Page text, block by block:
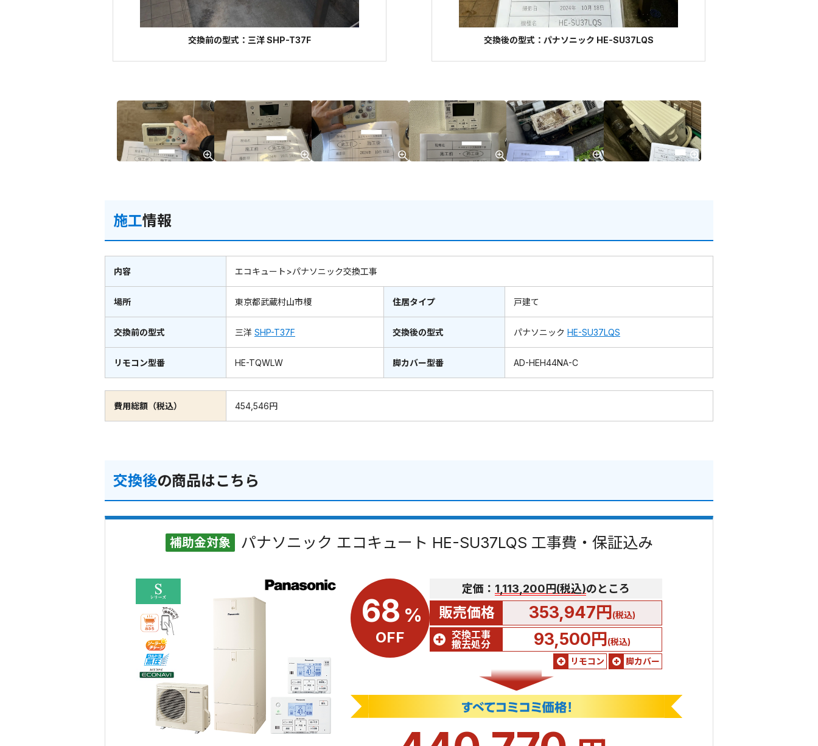
交換前の型式：三洋 SHP-T37F 交換後の型式：パナソニック HE-SU37LQS
施工情報
内容 エコキュート>パナソニック交換工事
場所 東京都武蔵村山市榎 住居タイプ 戸建て
交換前の型式 三洋 SHP-T37F 交換後の型式 パナソニック HE-SU37LQS
リモコン型番 HE-TQWLW 脚カバー型番 AD-HEH44NA-C
費用総額（税込） 454,546円
交換後の商品はこちら
補助金対象 パナソニック エコキュート HE-SU37LQS 工事費・保証込み
68 %
OFF
定価： 1,113,200円(税込)のところ
販売価格 353,947円(税込)
交換工事
撤去処分
93,500円(税込)
リモコン
脚カバー